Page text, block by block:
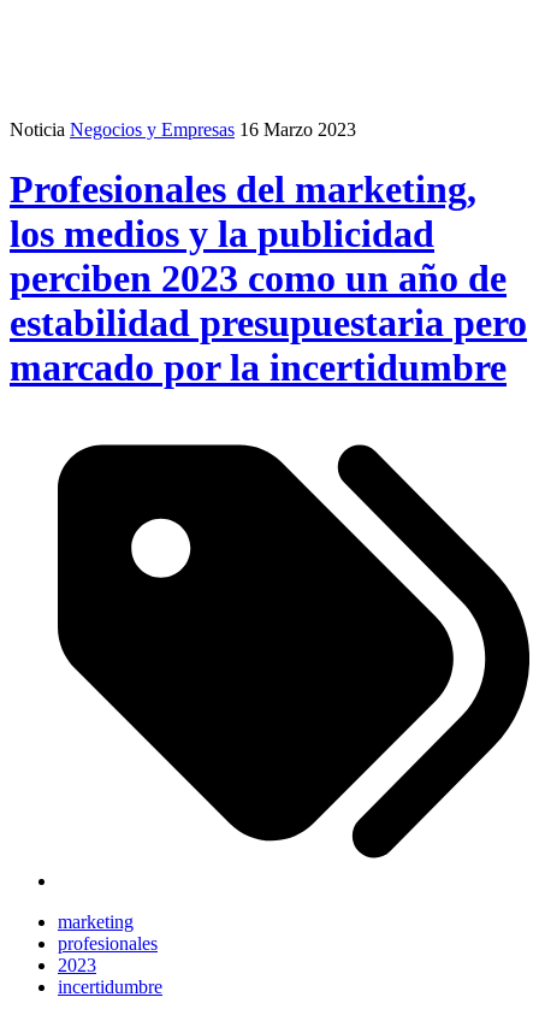
Noticia Negocios y Empresas 16 Marzo 2023
Profesionales del marketing,
los medios y la publicidad
perciben 2023 como un año de
estabilidad presupuestaria pero
marcado por la incertidumbre
marketing
profesionales
2023
incertidumbre